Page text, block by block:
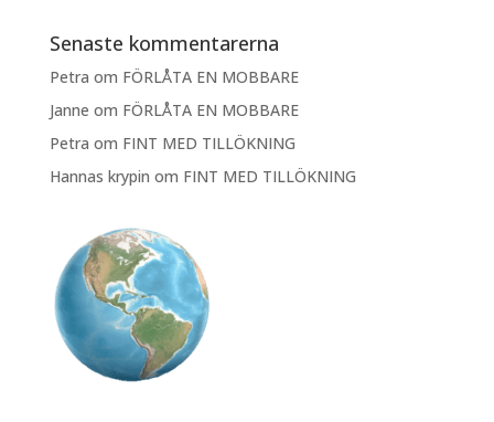
Senaste kommentarerna
Petra om FÖRLÅTA EN MOBBARE
Janne om FÖRLÅTA EN MOBBARE
Petra om FINT MED TILLÖKNING
Hannas krypin om FINT MED TILLÖKNING